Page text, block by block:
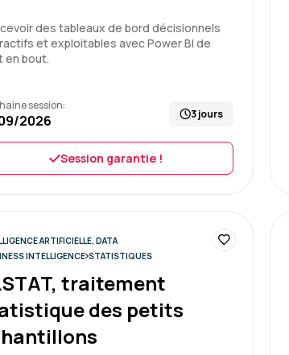
des tableaux de bord décisionnels
et exploitables avec Power BI de
en bout.
session:
2026 3 jours
Session garantie !
ARTIFICIELLE, DATA
INTELLIGENCE STATISTIQUES
traitement
des petits